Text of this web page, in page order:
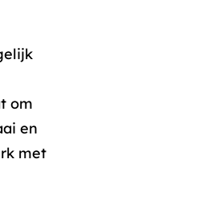
om
en
met